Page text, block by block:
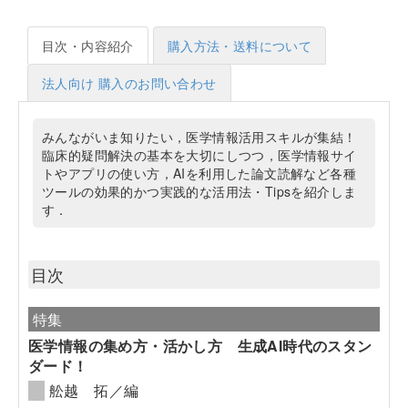
目次・内容紹介 購入方法・送料について
法人向け 購入のお問い合わせ
みんながいま知りたい，医学情報活用スキルが集結！
臨床的疑問解決の基本を大切にしつつ，医学情報サイ
トやアプリの使い方，AIを利用した論文読解など各種
ツールの効果的かつ実践的な活用法・Tipsを紹介しま
す．
目次
特集
医学情報の集め方・活かし方 生成AI時代のスタン
ダード！
舩越 拓／編